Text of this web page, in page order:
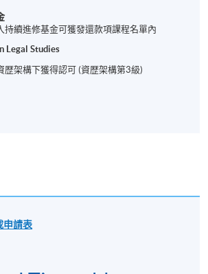
持續進修基金可獲發還款項課程名單內
Legal Studies
歴架構下獲得認可 (資歴架構第3級)
申請表